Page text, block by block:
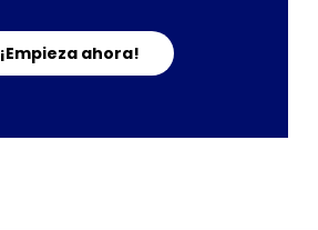
¡Empieza ahora!